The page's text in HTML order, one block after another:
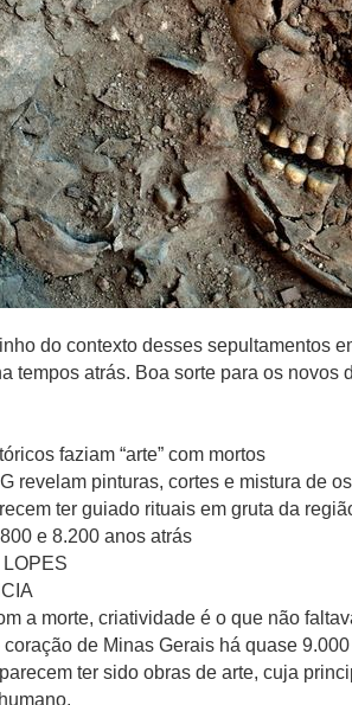
do contexto desses sepultamentos
tempos atrás. Boa sorte para os novos
faziam “arte” com mortos
revelam pinturas, cortes e mistura de
ter guiado rituais em gruta da
e 8.200 anos atrás
a morte, criatividade é o que não
de Minas Gerais há quase
ter sido obras de arte, cuja